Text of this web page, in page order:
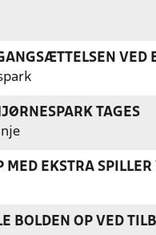
VED
TAGES
MED EKSTRA
BOLDEN OP VED